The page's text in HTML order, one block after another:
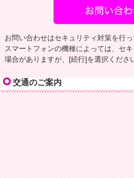
お問い合わせはセキュリティ対策を行
スマートフォンの機種によっては、セ
場合がありますが、[続行]を選択くださ
交通のご案内